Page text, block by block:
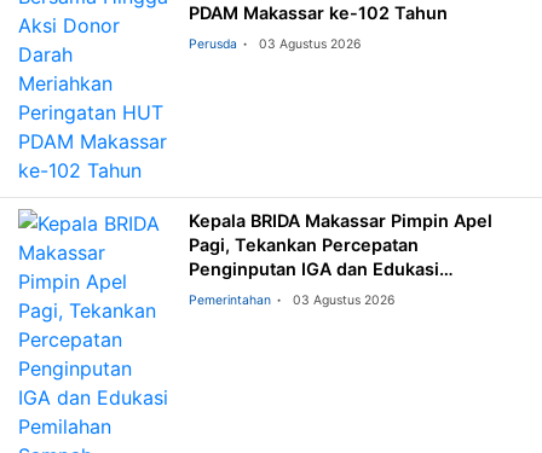
PDAM Makassar ke-102 Tahun
Perusda 03 Agustus 2026
Kepala BRIDA Makassar Pimpin Apel
Pagi, Tekankan Percepatan
Penginputan IGA dan Edukasi
Pemilahan Sampah
Pemerintahan 03 Agustus 2026